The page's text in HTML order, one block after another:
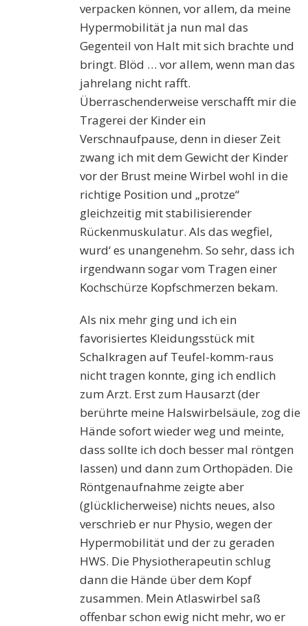
verpacken können, vor allem, da meine
Hypermobilität ja nun mal das
Gegenteil von Halt mit sich brachte und
bringt. Blöd … vor allem, wenn man das
jahrelang nicht rafft.
Überraschenderweise verschafft mir die
Tragerei der Kinder ein
Verschnaufpause, denn in dieser Zeit
zwang ich mit dem Gewicht der Kinder
vor der Brust meine Wirbel wohl in die
richtige Position und „protze“
gleichzeitig mit stabilisierender
Rückenmuskulatur. Als das wegfiel,
wurd‘ es unangenehm. So sehr, dass ich
irgendwann sogar vom Tragen einer
Kochschürze Kopfschmerzen bekam.
Als nix mehr ging und ich ein
favorisiertes Kleidungsstück mit
Schalkragen auf Teufel-komm-raus
nicht tragen konnte, ging ich endlich
zum Arzt. Erst zum Hausarzt (der
berührte meine Halswirbelsäule, zog die
Hände sofort wieder weg und meinte,
dass sollte ich doch besser mal röntgen
lassen) und dann zum Orthopäden. Die
Röntgenaufnahme zeigte aber
(glücklicherweise) nichts neues, also
verschrieb er nur Physio, wegen der
Hypermobilität und der zu geraden
HWS. Die Physiotherapeutin schlug
dann die Hände über dem Kopf
zusammen. Mein Atlaswirbel saß
offenbar schon ewig nicht mehr, wo er